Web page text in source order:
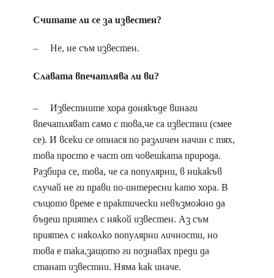
Считате ли се за известен?
– Не, не съм известен.
Славата впечатлява ли ви?
– Известните хора донякъде винаги
впечатляват само с това,че са известни (смее
се). И всеки се отнася по различен начин с тях,
това просто е част от човешката природа.
Разбира се, това, че са популярни, в никакъв
случай не ги прави по-интересни като хора. В
същото време е практически невъзможно да
бъдеш приятел с някой известен. Аз съм
приятел с няколко популярни личности, но
това е така,защото ги познавах преди да
станат известни. Няма как иначе.